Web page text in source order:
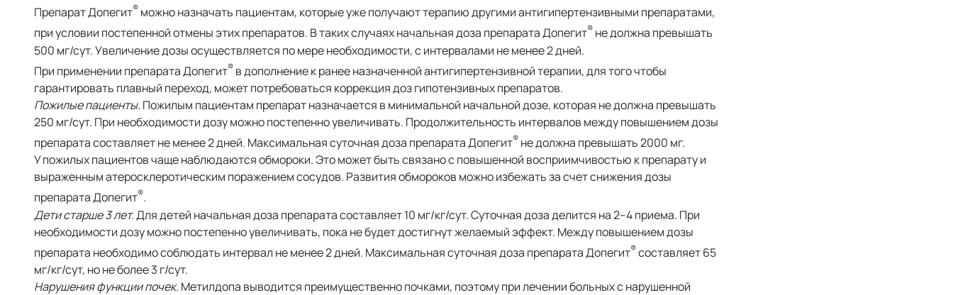
Препарат Допегит® можно назначать пациентам, которые уже получают терапию другими антигипертензивными препаратами,
при условии постепенной отмены этих препаратов. В таких случаях начальная доза препарата Допегит® не должна превышать
500 мг/сут. Увеличение дозы осуществляется по мере необходимости, с интервалами не менее 2 дней.
При применении препарата Допегит® в дополнение к ранее назначенной антигипертензивной терапии, для того чтобы
гарантировать плавный переход, может потребоваться коррекция доз гипотензивных препаратов.
Пожилые пациенты. Пожилым пациентам препарат назначается в минимальной начальной дозе, которая не должна превышать
250 мг/сут. При необходимости дозу можно постепенно увеличивать. Продолжительность интервалов между повышением дозы
препарата составляет не менее 2 дней. Максимальная суточная доза препарата Допегит® не должна превышать 2000 мг.
У пожилых пациентов чаще наблюдаются обмороки. Это может быть связано с повышенной восприимчивостью к препарату и
выраженным атеросклеротическим поражением сосудов. Развития обмороков можно избежать за счет снижения дозы
препарата Допегит®.
Дети старше 3 лет.Для детей начальная доза препарата составляет 10 мг/кг/сут. Суточная доза делится на 2–4 приема. При
необходимости дозу можно постепенно увеличивать, пока не будет достигнут желаемый эффект. Между повышением дозы
препарата необходимо соблюдать интервал не менее 2 дней. Максимальная суточная доза препарата Допегит®составляет 65
мг/кг/сут, но не более 3 г/сут.
Нарушения функции почек. Метилдопа выводится преимущественно почками, поэтому при лечении больных с нарушенной